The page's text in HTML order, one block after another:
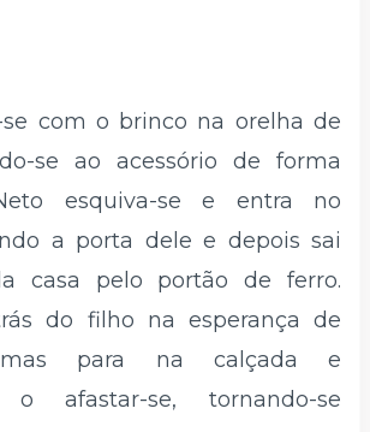
com o brinco na orelha de
se ao acessório de forma
esquiva-se e entra no
a porta dele e depois sai
casa pelo portão de ferro.
do filho na esperança de
mas para na calçada e
o afastar-se, tornando-se